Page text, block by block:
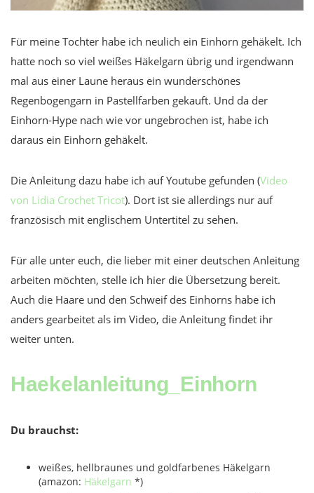
Für meine Tochter habe ich neulich ein Einhorn gehäkelt. Ich
hatte noch so viel weißes Häkelgarn übrig und irgendwann
mal aus einer Laune heraus ein wunderschönes
Regenbogengarn in Pastellfarben gekauft. Und da der
Einhorn-Hype nach wie vor ungebrochen ist, habe ich
daraus ein Einhorn gehäkelt.
Die Anleitung dazu habe ich auf Youtube gefunden (Video
von Lidia Crochet Tricot). Dort ist sie allerdings nur auf
französisch mit englischem Untertitel zu sehen.
Für alle unter euch, die lieber mit einer deutschen Anleitung
arbeiten möchten, stelle ich hier die Übersetzung bereit.
Auch die Haare und den Schweif des Einhorns habe ich
anders gearbeitet als im Video, die Anleitung findet ihr
weiter unten.
Haekelanleitung_Einhorn
Du brauchst:
weißes, hellbraunes und goldfarbenes Häkelgarn
(amazon: Häkelgarn *)